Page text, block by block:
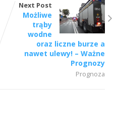
Next Post
Możliwe
trąby
wodne
oraz liczne burze a
nawet ulewy! – Ważne
Prognozy
Prognoza